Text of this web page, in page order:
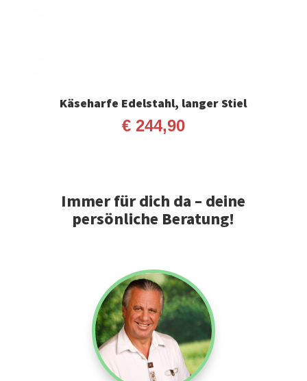
Käseharfe Edelstahl, langer Stiel
€244,90
Immer für dich da – deine
persönliche Beratung!